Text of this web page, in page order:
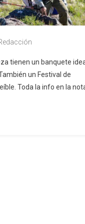
tienen un banquete
un Festival de
Toda la info en la